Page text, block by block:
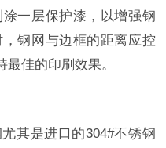
一层保护漆，以增强钢
钢网与边框的距离应控
佳的印刷效果。
其是进口的304#不锈钢